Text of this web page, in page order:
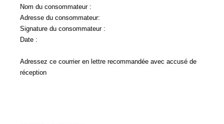
Nom du consommateur :
Adresse du consommateur:
Signature du consommateur :
Date :
Adressez ce courrier en lettre recommandée avec accusé de
réception